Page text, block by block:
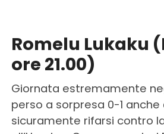
Romelu Lukaku
ore 21.00)
Giornata estremamente
perso a sorpresa 0-1
sicuramente rifarsi contro